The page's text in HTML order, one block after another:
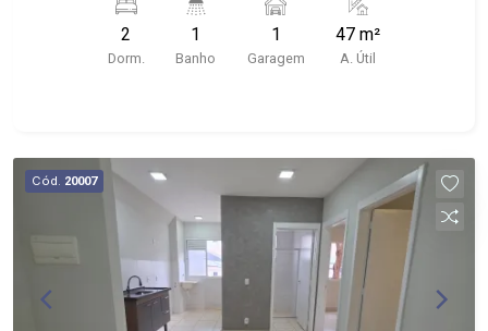
esportes, playground, churrasqueira, pet place
entre outros
2
Dorm.
1
Banho
1
Garagem
47 m²
A. Útil
Cód. 20007